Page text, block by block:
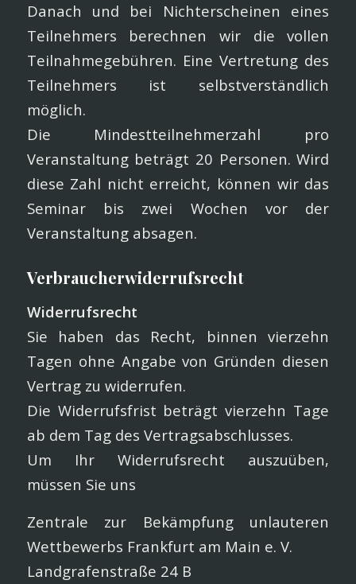
Danach und bei Nichterscheinen eines
Teilnehmers berechnen wir die vollen
Teilnahmegebühren. Eine Vertretung des
Teilnehmers ist selbstverständlich
möglich.
Die Mindestteilnehmerzahl pro
Veranstaltung beträgt 20 Personen. Wird
diese Zahl nicht erreicht, können wir das
Seminar bis zwei Wochen vor der
Veranstaltung absagen.
Verbraucherwiderrufsrecht
Widerrufsrecht
Sie haben das Recht, binnen vierzehn
Tagen ohne Angabe von Gründen diesen
Vertrag zu widerrufen.
Die Widerrufsfrist beträgt vierzehn Tage
ab dem Tag des Vertragsabschlusses.
Um Ihr Widerrufsrecht auszuüben,
müssen Sie uns
Zentrale zur Bekämpfung unlauteren
Wettbewerbs Frankfurt am Main e. V.
Landgrafenstraße 24 B